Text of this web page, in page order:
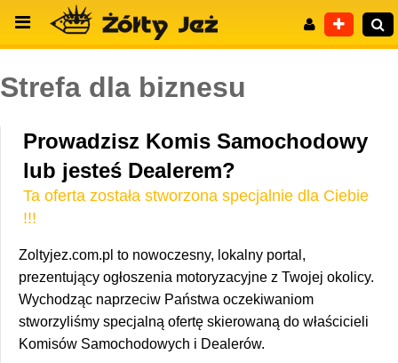
Wyszukiwanie zaawansowane
Strefa dla biznesu
Prowadzisz Komis Samochodowy
lub jesteś Dealerem?
Ta oferta została stworzona specjalnie dla Ciebie
!!!
Zoltyjez.com.pl to nowoczesny, lokalny portal,
prezentujący ogłoszenia motoryzacyjne z Twojej okolicy.
Wychodząc naprzeciw Państwa oczekiwaniom
stworzyliśmy specjalną ofertę skierowaną do właścicieli
Komisów Samochodowych i Dealerów.